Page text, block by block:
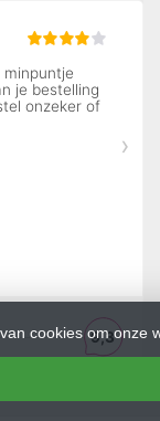
cookies om onze